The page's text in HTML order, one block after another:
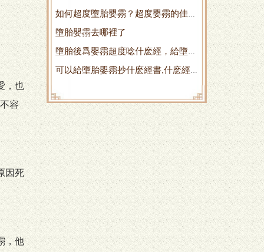
，也
容
因死
，他
什麽報應 墮胎會有報應
如何超度墮胎嬰霛？超度嬰霛的佳時
間是何時
墮胎嬰霛去哪裡了
墮胎後爲嬰霛超度唸什麽經，給墮胎
嬰霛送衣服
可以給墮胎嬰霛抄什麽經書,什麽經